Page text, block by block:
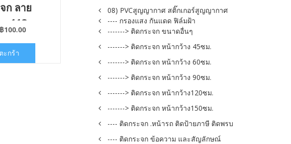
ก ลาย
Original
was:
฿100.00Current
ะกร้า
08) PVCสูญญากาศ สติ๊กเกอร์สูญญากาศ
---- กรองแสง กันแดด ฟิล์มฝ้า
-------> ติดกระจก ขนาดอื่นๆ
-------> ติดกระจก หน้ากว้าง 45ซม.
-------> ติดกระจก หน้ากว้าง 60ซม.
-------> ติดกระจก หน้ากว้าง 90ซม.
-------> ติดกระจก หน้ากว้าง120ซม.
-------> ติดกระจก หน้ากว้าง150ซม.
---- ติดกระจก .หน้ารถ ติดป้ายภาษี ติดพรบ
---- ติดกระจก ข้อความ และสัญลักษณ์